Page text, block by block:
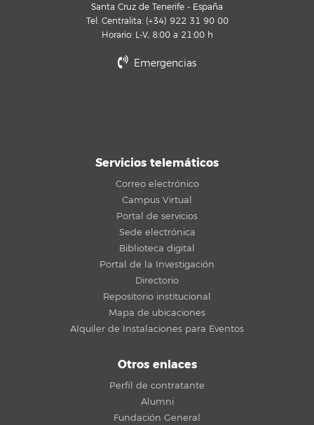
Santa Cruz de Tenerife - España
Tel. Centralita: (+34) 922 31 90 00
Horario: L-V, 8:00 a 21:00 h
Emergencias
Servicios telemáticos
Correo electrónico
Campus Virtual
Portal de servicios
Sede electrónica
Biblioteca digital
Portal de la Investigación
Directorio
Repositorio institucional
Mapa de ubicaciones
Alquiler de Instalaciones para Eventos
Otros enlaces
Perfil de contratante
Alumni
Fundación General